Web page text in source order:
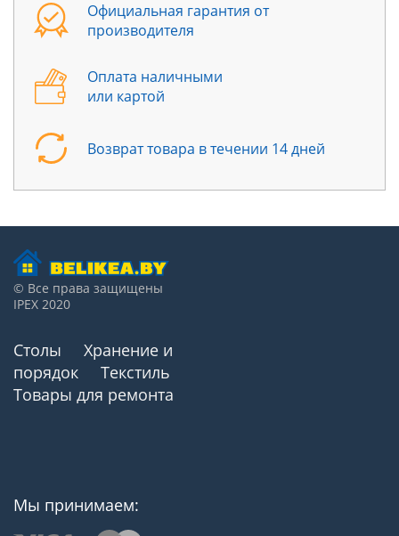
Официальная гарантия от
производителя
Оплата наличными
или картой
Возврат товара в течении 14 дней
© Все права защищены
IPEX 2020
Столы
Хранение и
порядок
Текстиль
Товары для ремонта
Мы принимаем: